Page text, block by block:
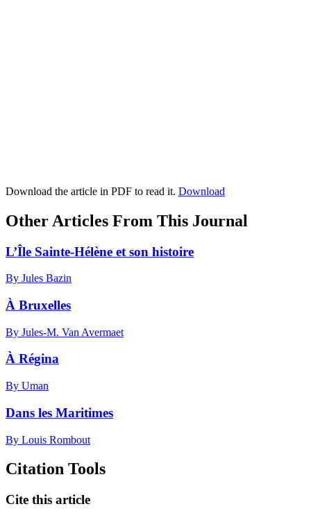
Download the article in PDF to read it. Download
Other Articles From This Journal
L’Île Sainte-Hélène et son histoire
By Jules Bazin
À Bruxelles
By Jules-M. Van Avermaet
À Régina
By Uman
Dans les Maritimes
By Louis Rombout
Citation Tools
Cite this article